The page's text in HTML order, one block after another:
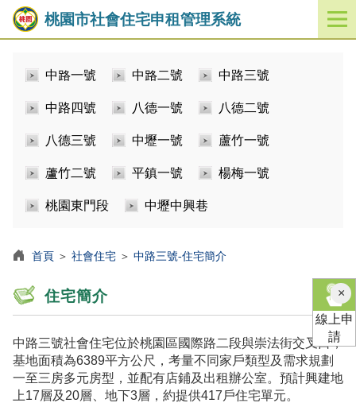
桃園市社會住宅申租管理系統
開
啟
中路一號 中路二號 中路三號
中路四號 八德一號 八德二號
八德三號 中壢一號 蘆竹一號
蘆竹二號 平鎮一號 楊梅一號
桃園東門段 中壢中興巷
首頁 ＞ 社會住宅 ＞ 中路三號-住宅簡介
住宅簡介
中路三號社會住宅位於桃園區國際路二段與崇法街交叉口，
基地面積為6389平方公尺，考量不同家戶類型及需求規劃
一至三房多元房型，並配有店鋪及出租辦公室。預計興建地
上17層及20層、地下3層，約提供417戶住宅單元。
×關
閉
線上申
請